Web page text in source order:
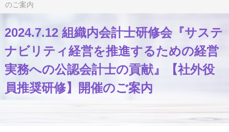
のご案内
2024.7.12 組織内会計士研修会『サステ
ナビリティ経営を推進するための経営
実務への公認会計士の貢献』【社外役
員推奨研修】開催のご案内